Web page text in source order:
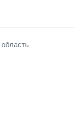
область